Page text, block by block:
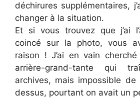
déchirures supplémentaires,
changer à la situation.
Et si vous trouvez que j’ai
coincé sur la photo, vous
raison ! J’ai en vain
arrière-grand-tante qui
archives, mais impossible
dessus, pourtant on avait un